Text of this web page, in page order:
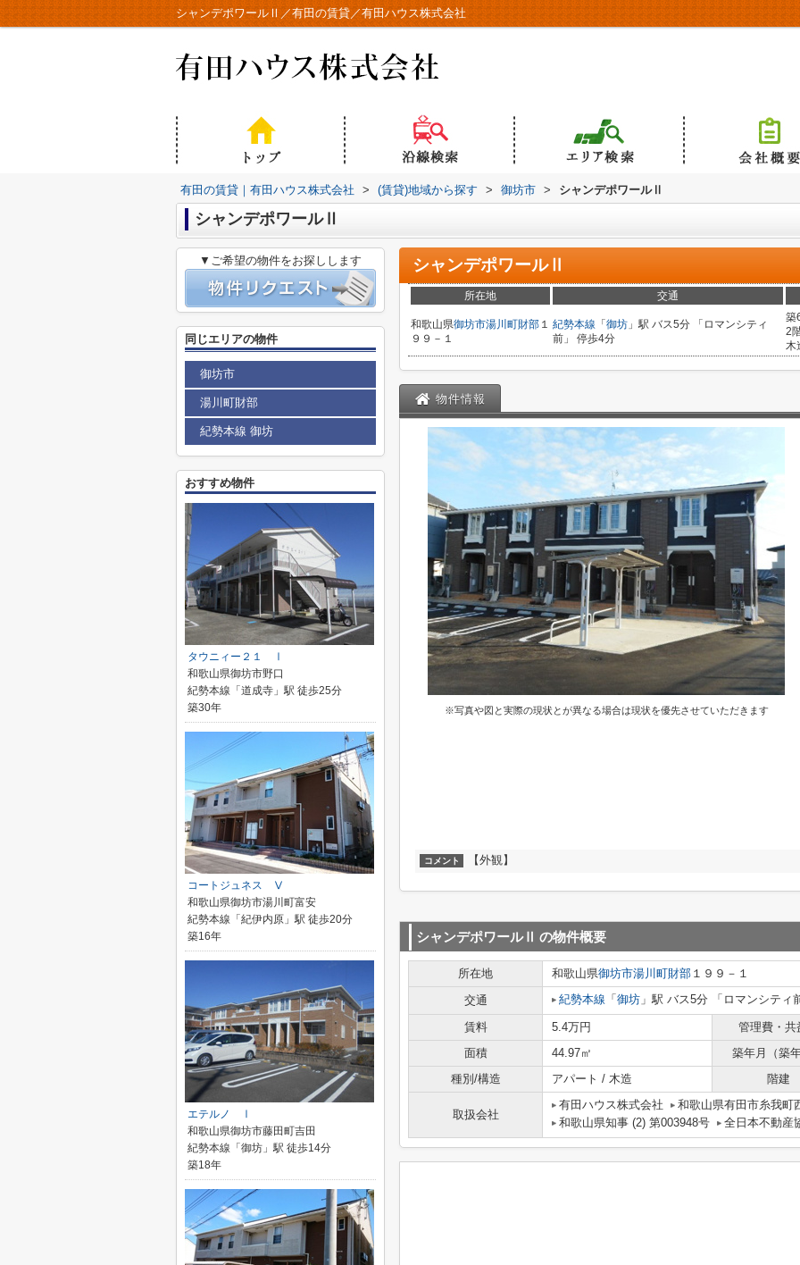
シャンデポワールⅡ／有田の賃貸／有田ハウス株式会社
有田の賃貸｜有田ハウス株式会社 > (賃貸)地域から探す > 御坊市 > シャンデポワールⅡ
シャンデポワールⅡ
シャンデポワールⅡ
所在地 交通
和歌山県御坊市湯川町財部 １
９９－１
紀勢本線 「 御坊 」駅 バス5分 「ロマンシティ
前」 停歩4分
築
2
木
物件情報
※写真や図と実際の現状とが異なる場合は現状を優先させていただきます
コメント 【外観】
シャンデポワールⅡ の物件概要
所在地 和歌山県御坊市湯川町財部 １９９－１
交通
紀勢本線 「 御坊 」駅 バス5分 「ロマンシティ
賃料 5.4万円
管理費・共
面積
44.97㎡
築年月（築
種別/構造
アパート / 木造 階建
取扱会社
有田ハウス株式会社
和歌山県有田市糸我町
和歌山県知事 (2) 第003948号
全日本不動産
▼ご希望の物件をお探しします
同じエリアの物件
御坊市
湯川町財部
紀勢本線 御坊
おすすめ物件
タウニィー２１ Ⅰ
和歌山県御坊市野口
紀勢本線「道成寺」駅 徒歩25分
築30年
コートジュネス Ⅴ
和歌山県御坊市湯川町富安
紀勢本線「紀伊内原」駅 徒歩20分
築16年
エテルノ Ⅰ
和歌山県御坊市藤田町吉田
紀勢本線「御坊」駅 徒歩14分
築18年